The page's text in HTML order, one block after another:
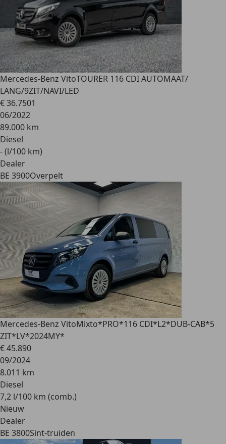
Mercedes-Benz VitoTOURER 116 CDI AUTOMAAT/
LANG/9ZIT/NAVI/LED
€ 36.7501
06/2022
89.000 km
Diesel
- (l/100 km)
Dealer
BE 3900Overpelt
Mercedes-Benz VitoMixto*PRO*116 CDI*L2*DUB-CAB*5
ZIT*LV*2024MY*
€ 45.890
09/2024
8.011 km
Diesel
7,2 l/100 km (comb.)
Nieuw
Dealer
BE 3800Sint-truiden